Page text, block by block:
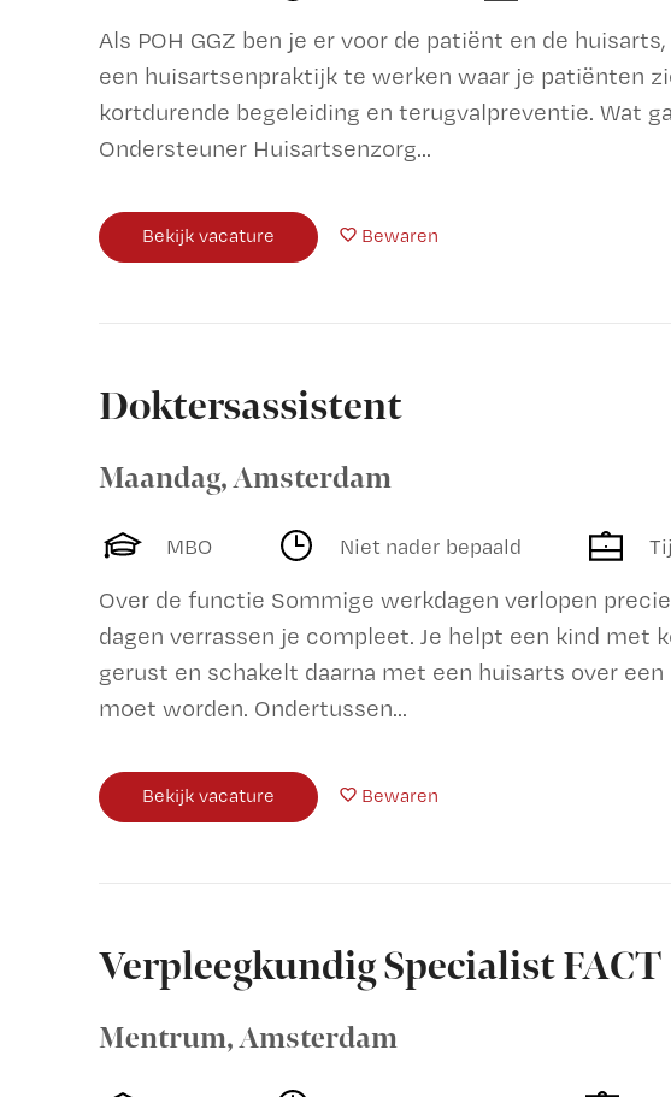
Als POH GGZ ben je er voor de patiënt en de
een huisartsenpraktijk te werken waar je patiënten
kortdurende begeleiding en terugvalpreventie. Wat
Ondersteuner Huisartsenzorg...
Bekijk vacature Bewaren
Doktersassistent
Maandag,Amsterdam
MBO Niet nader bepaald
Over de functie Sommige werkdagen verlopen
dagen verrassen je compleet. Je helpt een kind met
gerust en schakelt daarna met een huisarts over
moet worden. Ondertussen...
Bekijk vacature Bewaren
Verpleegkundig Specialist FACT
Mentrum,Amsterdam